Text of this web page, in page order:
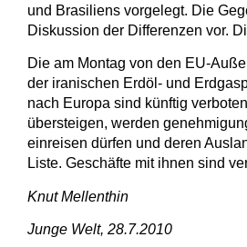
und Brasiliens vorgelegt. Die
Diskussion der Differenzen vor.
Die am Montag von den EU-
der iranischen Erdöl- und
nach Europa sind künftig
übersteigen, werden
einreisen dürfen und deren
Liste. Geschäfte mit ihnen sind
Knut Mellenthin
Junge Welt, 28.7.2010